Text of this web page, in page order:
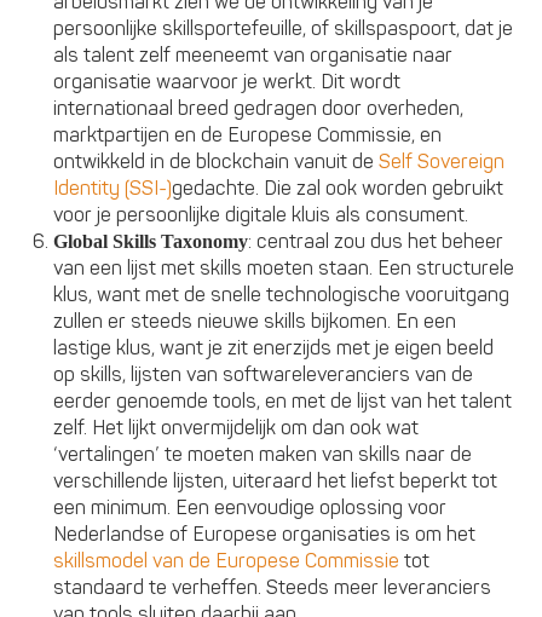
persoonlijke skillsportefeuille, of skillspaspoort, dat je
als talent zelf meeneemt van organisatie naar
organisatie waarvoor je werkt. Dit wordt
internationaal breed gedragen door overheden,
marktpartijen en de Europese Commissie, en
ontwikkeld in de blockchain vanuit deSelf Sovereign
Identity (SSI-)gedachte. Die zal ook worden gebruikt
voor je persoonlijke digitale kluis als consument.
Global Skills Taxonomy: centraal zou dus het beheer
van een lijst met skills moeten staan. Een structurele
klus, want met de snelle technologische vooruitgang
zullen er steeds nieuwe skills bijkomen. En een
lastige klus, want je zit enerzijds met je eigen beeld
op skills, lijsten van softwareleveranciers van de
eerder genoemde tools, en met de lijst van het talent
zelf. Het lijkt onvermijdelijk om dan ook wat
‘vertalingen’ te moeten maken van skills naar de
verschillende lijsten, uiteraard het liefst beperkt tot
een minimum. Een eenvoudige oplossing voor
Nederlandse of Europese organisaties is om het
skillsmodel van de Europese Commissietot
standaard te verheffen. Steeds meer leveranciers